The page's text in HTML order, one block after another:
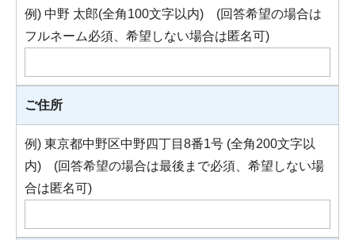
例) 中野 太郎(全角100文字以内) (回答希望の場合は
フルネーム必須、希望しない場合は匿名可)
ご住所
例) 東京都中野区中野四丁目8番1号 (全角200文字以
内) (回答希望の場合は最後まで必須、希望しない場
合は匿名可)